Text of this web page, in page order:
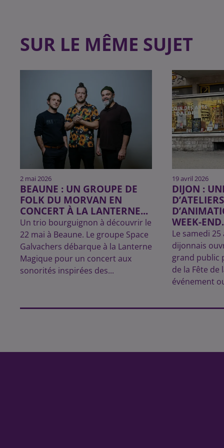
SUR LE MÊME SUJET
2 mai 2026
BEAUNE : UN GROUPE DE
FOLK DU MORVAN EN
CONCERT À LA LANTERNE...
Un trio bourguignon à découvrir le
22 mai à Beaune. Le groupe Space
Galvachers débarque à la Lanterne
Magique pour un concert aux
sonorités inspirées des...
19 avril 2026
DIJON :
WEEK-
Le samedi
dijonnais
grand public
de la Fête de
événement